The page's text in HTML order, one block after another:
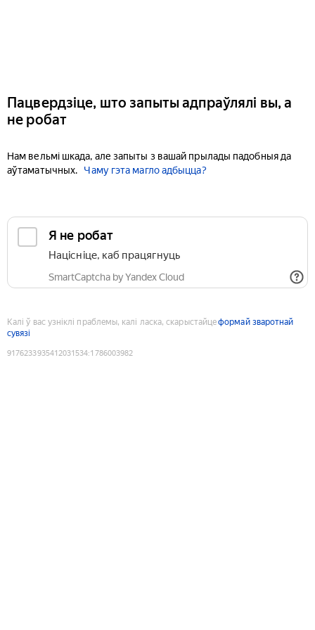
Пацвердзіце, што запыты адпраўлялі вы, а
не робат
Нам вельмі шкада, але запыты з вашай прылады падобныя да
аўтаматычных.
Чаму гэта магло адбыцца?
Я не робат
Націсніце, каб працягнуць
SmartCaptcha by Yandex Cloud
Калі ў вас узніклі праблемы, калі ласка, скарыстайцеформай зваротнай
сувязі
9176233935412031534:1786003982